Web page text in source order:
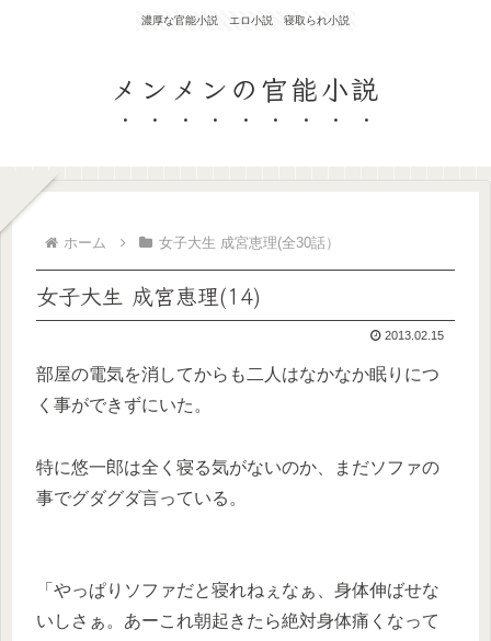
濃厚な官能小説 エロ小説 寝取られ小説
メンメンの官能小説
ホーム 女子大生 成宮恵理(全30話）
女子大生 成宮恵理(14)
2013.02.15
部屋の電気を消してからも二人はなかなか眠りにつ
く事ができずにいた。
特に悠一郎は全く寝る気がないのか、まだソファの
事でグダグダ言っている。
「やっぱりソファだと寝れねぇなぁ、身体伸ばせな
いしさぁ。あーこれ朝起きたら絶対身体痛くなって